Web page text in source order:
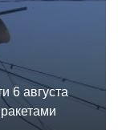
6 августа